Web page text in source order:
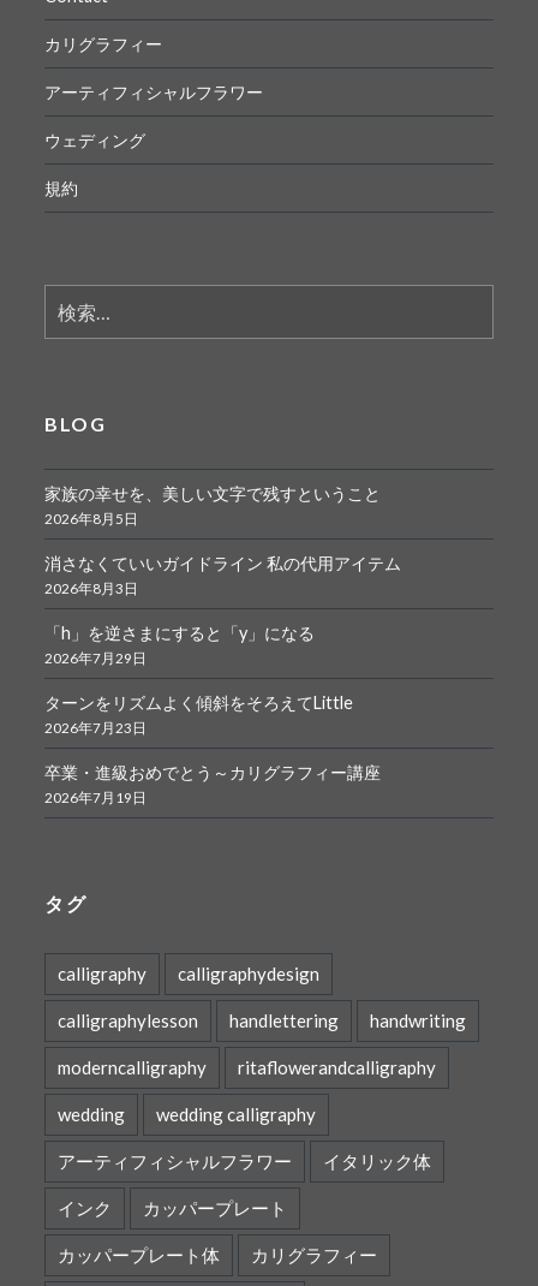
カリグラフィー
アーティフィシャルフラワー
ウェディング
規約
索:
BLOG
家族の幸せを、美しい文字で残すということ
2026年8月5日
消さなくていいガイドライン 私の代用アイテム
2026年8月3日
「h」を逆さまにすると「y」になる
2026年7月29日
ターンをリズムよく傾斜をそろえてLittle
2026年7月23日
卒業・進級おめでとう～カリグラフィー講座
2026年7月19日
タグ
calligraphy calligraphydesign
calligraphylesson handlettering handwriting
moderncalligraphy ritaflowerandcalligraphy
wedding wedding calligraphy
アーティフィシャルフラワー イタリック体
インク カッパープレート
カッパープレート体 カリグラフィー